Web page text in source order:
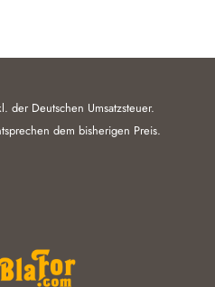
der Deutschen Umsatzsteuer.
dem bisherigen Preis.